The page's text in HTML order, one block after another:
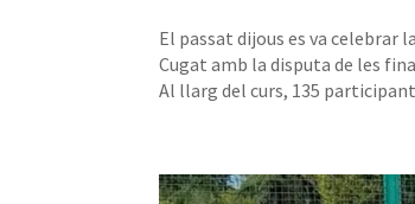
El passat dijous es va celebrar
Cugat amb la disputa de les
Al llarg del curs, 135